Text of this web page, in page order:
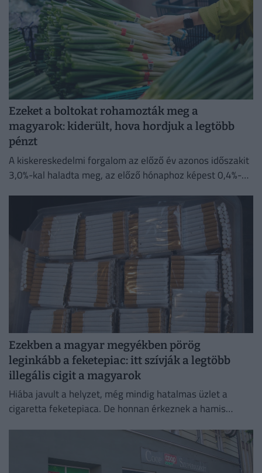
Ezeket a boltokat rohamozták meg a
magyarok: kiderült, hova hordjuk a legtöbb
pénzt
A kiskereskedelmi forgalom az előző év azonos időszakit
3,0%-kal haladta meg, az előző hónaphoz képest 0,4%-
Ezekben a magyar megyékben pörög
leginkább a feketepiac: itt szívják a legtöbb
illegális cigit a magyarok
Hiába javult a helyzet, még mindig hatalmas üzlet a
cigaretta feketepiaca. De honnan érkeznek a hamis